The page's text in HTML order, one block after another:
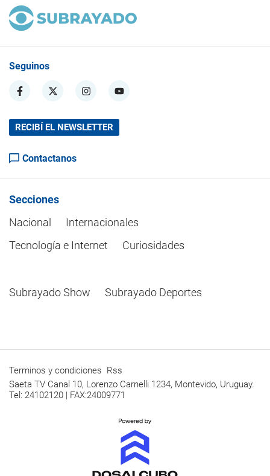
Seguinos
RECIBÍ EL NEWSLETTER
Contactanos
Secciones
Nacional
Internacionales
Tecnología e Internet
Curiosidades
Subrayado Show Subrayado Deportes
Terminos y condiciones Rss
Saeta TV Canal 10, Lorenzo Carnelli 1234, Montevido, Uruguay.
Tel: 24102120 | FAX:24009771